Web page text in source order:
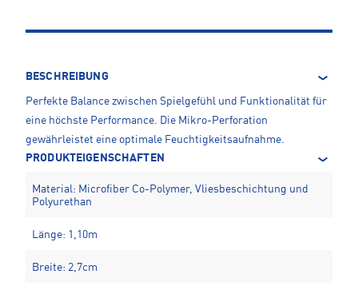
BESCHREIBUNG
Perfekte Balance zwischen Spielgefühl und Funktionalität für
eine höchste Performance. Die Mikro-Perforation
gewährleistet eine optimale Feuchtigkeitsaufnahme.
PRODUKTEIGENSCHAFTEN
Material: Microfiber Co-Polymer, Vliesbeschichtung und
Polyurethan
Länge: 1,10m
Breite: 2,7cm